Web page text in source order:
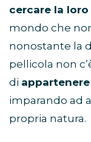
cercare la
mondo che
nonostante la
pellicola non
di
imparando ad
propria natura.